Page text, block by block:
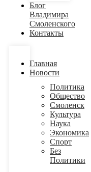
Блог
Владимира
Смоленского
Контакты
Главная
Новости
Политика
Общество
Смоленск
Культура
Наука
Экономика
Спорт
Без
Политики